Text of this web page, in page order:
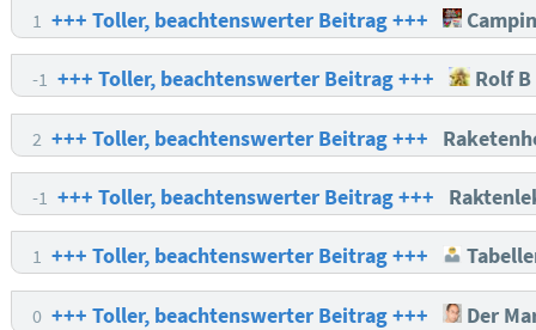
1 +++ Toller, beachtenswerter Beitrag +++
-1 +++ Toller, beachtenswerter Beitrag +++ Rolf B
2 +++ Toller, beachtenswerter Beitrag +++
-1 +++ Toller, beachtenswerter Beitrag +++
1 +++ Toller, beachtenswerter Beitrag +++
0 +++ Toller, beachtenswerter Beitrag +++ Der